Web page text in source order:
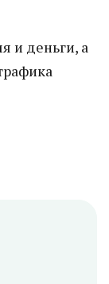
и деньги, а